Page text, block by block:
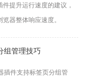
提升运行速度的建议，
器整体响应速度。
组管理技巧
件支持标签页分组管